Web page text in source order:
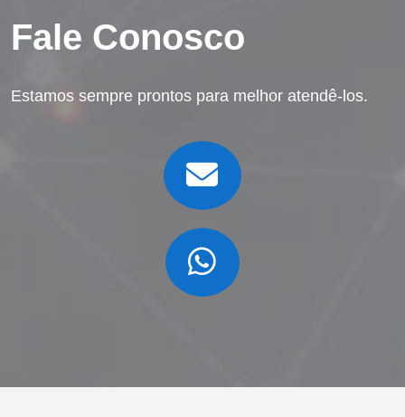
Fale Conosco
Estamos sempre prontos para melhor atendê-los.